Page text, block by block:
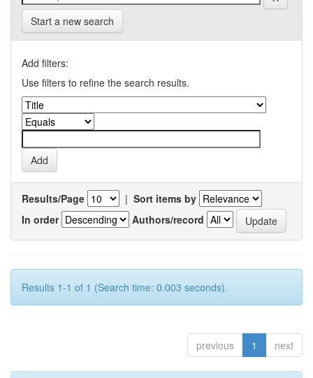
Start a new search
Add filters:
Use filters to refine the search results.
Results/Page | Sort items by
In order
Authors/record
Results 1-1 of 1 (Search time: 0.003 seconds).
previous 1 next